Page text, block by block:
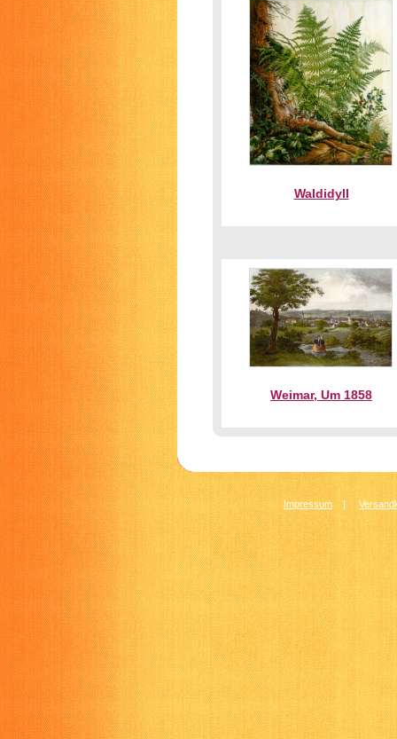
Waldidyll
Weimar, Um 1858
Impressum |